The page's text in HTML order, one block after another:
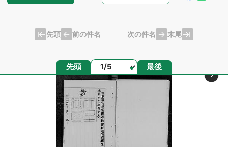
先頭 前の件名 次の件名 末尾
先頭 ページ 最後